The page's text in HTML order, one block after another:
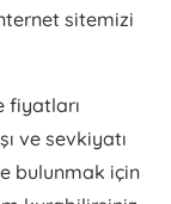
sitemizi
fiyatları
ve sevkiyatı
bulunmak için